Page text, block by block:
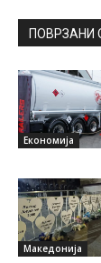
ПОВРЗАНИ
Економија
Македонија